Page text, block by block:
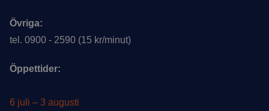
Övriga:
tel. 0900 - 2590 (15 kr/minut)
Öppettider:
6 juli – 3 augusti